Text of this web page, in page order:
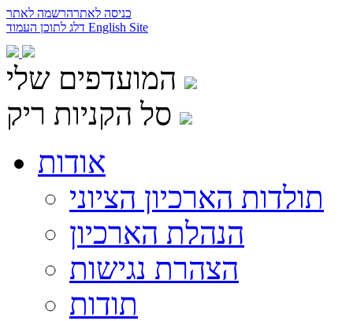
כניסה לאתרהרשמה לאתר
English Site
המועדפים שלי
סל הקניות ריק
אודות
תולדות הארכיון הציוני
הנהלת הארכיון
הצהרת נגישות
תודות